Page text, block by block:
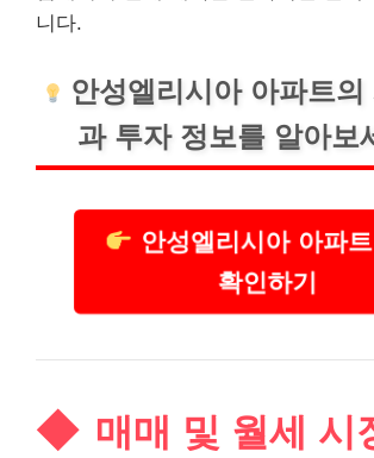
니다.
안성엘리시아 아파트의
과 투자 정보를 알아보
안성엘리시아 아파
확인하기
매매 및 월세 시